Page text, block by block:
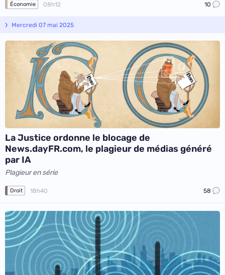
Économie 08h12 10
Mercredi 07 mai 2025
La Justice ordonne le blocage de
News.dayFR.com, le plagieur de médias généré
par IA
Plagieur en série
Droit 18h40 58